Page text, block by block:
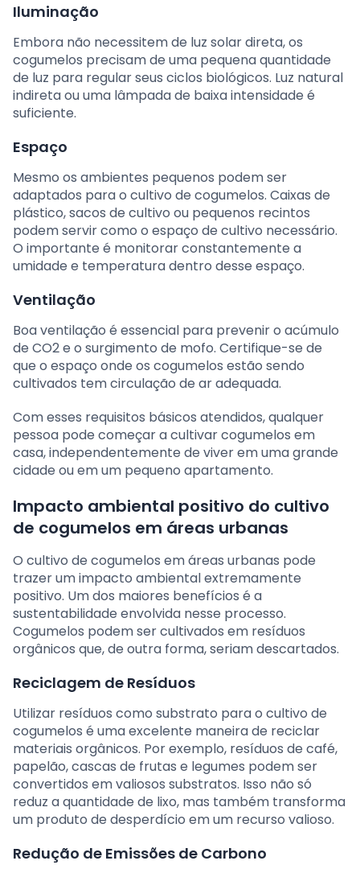
Iluminação
Embora não necessitem de luz solar direta, os
cogumelos precisam de uma pequena quantidade
de luz para regular seus ciclos biológicos. Luz natural
indireta ou uma lâmpada de baixa intensidade é
suficiente.
Espaço
Mesmo os ambientes pequenos podem ser
adaptados para o cultivo de cogumelos. Caixas de
plástico, sacos de cultivo ou pequenos recintos
podem servir como o espaço de cultivo necessário.
O importante é monitorar constantemente a
umidade e temperatura dentro desse espaço.
Ventilação
Boa ventilação é essencial para prevenir o acúmulo
de CO2 e o surgimento de mofo. Certifique-se de
que o espaço onde os cogumelos estão sendo
cultivados tem circulação de ar adequada.
Com esses requisitos básicos atendidos, qualquer
pessoa pode começar a cultivar cogumelos em
casa, independentemente de viver em uma grande
cidade ou em um pequeno apartamento.
Impacto ambiental positivo do cultivo
de cogumelos em áreas urbanas
O cultivo de cogumelos em áreas urbanas pode
trazer um impacto ambiental extremamente
positivo. Um dos maiores benefícios é a
sustentabilidade envolvida nesse processo.
Cogumelos podem ser cultivados em resíduos
orgânicos que, de outra forma, seriam descartados.
Reciclagem de Resíduos
Utilizar resíduos como substrato para o cultivo de
cogumelos é uma excelente maneira de reciclar
materiais orgânicos. Por exemplo, resíduos de café,
papelão, cascas de frutas e legumes podem ser
convertidos em valiosos substratos. Isso não só
reduz a quantidade de lixo, mas também transforma
um produto de desperdício em um recurso valioso.
Redução de Emissões de Carbono